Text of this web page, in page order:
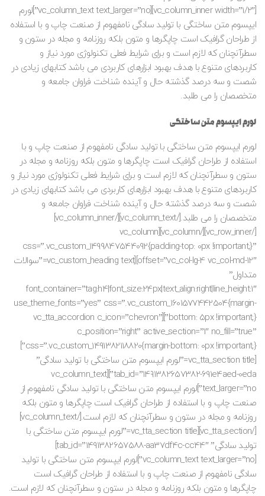
[vc_column_inner width=”1/2″][vc_column_text text_larger=”no”]لورم
ایپسوم متن ساختگی با تولید سادگی نامفهوم از صنعت چاپ و با استفاده
از طراحان گرافیک است چاپگرها و متون بلکه روزنامه و مجله در ستون و
سطرآنچنان که لازم است و برای شرایط فعلی تکنولوژی مورد نیاز و
کاربردهای متنوع با هدف بهبود ابزارهای کاربردی می باشد کتابهای زیادی در
شصت و سه درصد گذشته حال و آینده شناخت فراوان جامعه و
متخصصان را می طلبد.
لورم ایپسوم متن ساختگی
لورم ایپسوم متن ساختگی با تولید سادگی نامفهوم از صنعت چاپ و با
استفاده از طراحان گرافیک است چاپگرها و متون بلکه روزنامه و مجله در
ستون و سطرآنچنان که لازم است و برای شرایط فعلی تکنولوژی مورد نیاز و
کاربردهای متنوع با هدف بهبود ابزارهای کاربردی می باشد کتابهای زیادی در
شصت و سه درصد گذشته حال و آینده شناخت فراوان جامعه و
متخصصان را می طلبد.[/vc_column_text][/vc_column_inner]
[/vc_row_inner][/vc_column][vc_column
css=”.vc_custom_1499847544092{padding-top: 0px !important;}”
offset=”vc_col-lg-4 vc_col-md-12″][vc_custom_heading text=”سوالات
متداول”
font_container=”tag:h4|font_size:24px|text_align:right|line_height:1″
use_theme_fonts=”yes” css=”.vc_custom_1601577442504{margin-
bottom: 5px !important;}”][vc_tta_accordion c_icon=”chevron”
c_position=”right” active_section=”1″ no_fill=”true”
css=”.vc_custom_1491382118820{margin-bottom: 0px !important;}”]
[vc_tta_section title=”لورم ایپسوم متن ساختگی با تولید سادگی”
tab_id=”1491382657382-691e4aed-0eda”][vc_column_text
text_larger=”no”]لورم ایپسوم متن ساختگی با تولید سادگی نامفهوم از
صنعت چاپ و با استفاده از طراحان گرافیک است چاپگرها و متون بلکه
روزنامه و مجله در ستون و سطرآنچنان که لازم است.[/vc_column_text]
[/vc_tta_section][vc_tta_section title=”لورم ایپسوم متن ساختگی با
تولید سادگی” tab_id=”1491382657588-aa37df4c-cc44″]
[vc_column_text text_larger=”no”]لورم ایپسوم متن ساختگی با تولید
سادگی نامفهوم از صنعت چاپ و با استفاده از طراحان گرافیک است
چاپگرها و متون بلکه روزنامه و مجله در ستون و سطرآنچنان که لازم است.